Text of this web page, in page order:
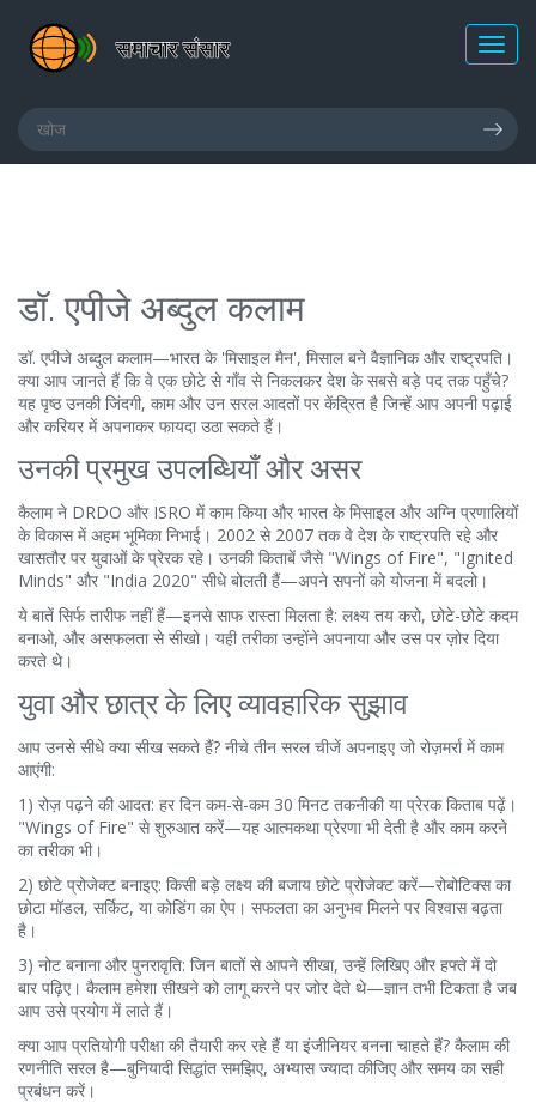
डॉ. एपीजे अब्दुल कलाम
डॉ. एपीजे अब्दुल कलाम—भारत के 'मिसाइल मैन', मिसाल बने वैज्ञानिक और राष्ट्रपति।
क्या आप जानते हैं कि वे एक छोटे से गाँव से निकलकर देश के सबसे बड़े पद तक पहुँचे?
यह पृष्ठ उनकी जिंदगी, काम और उन सरल आदतों पर केंद्रित है जिन्हें आप अपनी पढ़ाई
और करियर में अपनाकर फायदा उठा सकते हैं।
उनकी प्रमुख उपलब्धियाँ और असर
कैलाम ने DRDO और ISRO में काम किया और भारत के मिसाइल और अग्नि प्रणालियों
के विकास में अहम भूमिका निभाई। 2002 से 2007 तक वे देश के राष्ट्रपति रहे और
खासतौर पर युवाओं के प्रेरक रहे। उनकी किताबें जैसे "Wings of Fire", "Ignited
Minds" और "India 2020" सीधे बोलती हैं—अपने सपनों को योजना में बदलो।
ये बातें सिर्फ तारीफ नहीं हैं—इनसे साफ रास्ता मिलता है: लक्ष्य तय करो, छोटे-छोटे कदम
बनाओ, और असफलता से सीखो। यही तरीका उन्होंने अपनाया और उस पर ज़ोर दिया
करते थे।
युवा और छात्र के लिए व्यावहारिक सुझाव
आप उनसे सीधे क्या सीख सकते हैं? नीचे तीन सरल चीजें अपनाइए जो रोज़मर्रा में काम
आएंगी:
1) रोज़ पढ़ने की आदत: हर दिन कम-से-कम 30 मिनट तकनीकी या प्रेरक किताब पढ़ें।
"Wings of Fire" से शुरुआत करें—यह आत्मकथा प्रेरणा भी देती है और काम करने
का तरीका भी।
2) छोटे प्रोजेक्ट बनाइए: किसी बड़े लक्ष्य की बजाय छोटे प्रोजेक्ट करें—रोबोटिक्स का
छोटा मॉडल, सर्किट, या कोडिंग का ऐप। सफलता का अनुभव मिलने पर विश्वास बढ़ता
है।
3) नोट बनाना और पुनरावृति: जिन बातों से आपने सीखा, उन्हें लिखिए और हफ्ते में दो
बार पढ़िए। कैलाम हमेशा सीखने को लागू करने पर जोर देते थे—ज्ञान तभी टिकता है जब
आप उसे प्रयोग में लाते हैं।
क्या आप प्रतियोगी परीक्षा की तैयारी कर रहे हैं या इंजीनियर बनना चाहते हैं? कैलाम की
रणनीति सरल है—बुनियादी सिद्धांत समझिए, अभ्यास ज्यादा कीजिए और समय का सही
प्रबंधन करें।